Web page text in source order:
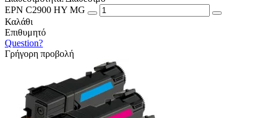
EPN C2900 HY MG
Καλάθι
Επιθυμητό
Question?
Γρήγορη προβολή